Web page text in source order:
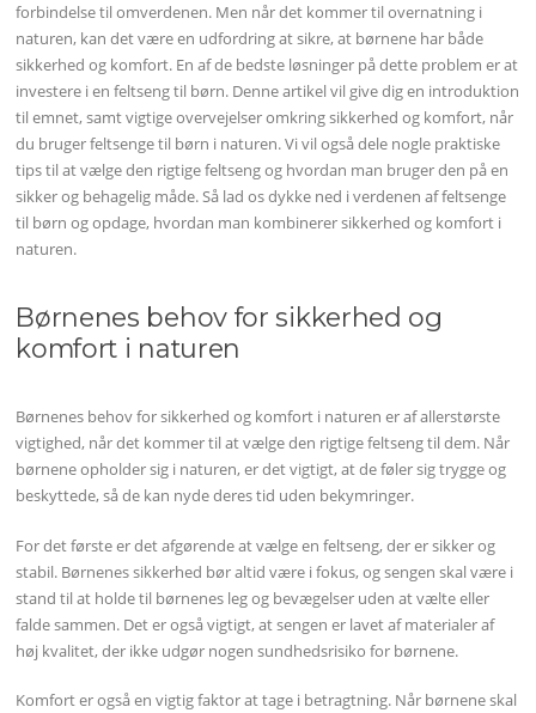
forbindelse til omverdenen. Men når det kommer til overnatning i
naturen, kan det være en udfordring at sikre, at børnene har både
sikkerhed og komfort. En af de bedste løsninger på dette problem er at
investere i en feltseng til børn. Denne artikel vil give dig en introduktion
til emnet, samt vigtige overvejelser omkring sikkerhed og komfort, når
du bruger feltsenge til børn i naturen. Vi vil også dele nogle praktiske
tips til at vælge den rigtige feltseng og hvordan man bruger den på en
sikker og behagelig måde. Så lad os dykke ned i verdenen af feltsenge
til børn og opdage, hvordan man kombinerer sikkerhed og komfort i
naturen.
Børnenes behov for sikkerhed og
komfort i naturen
Børnenes behov for sikkerhed og komfort i naturen er af allerstørste
vigtighed, når det kommer til at vælge den rigtige feltseng til dem. Når
børnene opholder sig i naturen, er det vigtigt, at de føler sig trygge og
beskyttede, så de kan nyde deres tid uden bekymringer.
For det første er det afgørende at vælge en feltseng, der er sikker og
stabil. Børnenes sikkerhed bør altid være i fokus, og sengen skal være i
stand til at holde til børnenes leg og bevægelser uden at vælte eller
falde sammen. Det er også vigtigt, at sengen er lavet af materialer af
høj kvalitet, der ikke udgør nogen sundhedsrisiko for børnene.
Komfort er også en vigtig faktor at tage i betragtning. Når børnene skal